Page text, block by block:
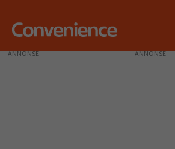
ANNONSE